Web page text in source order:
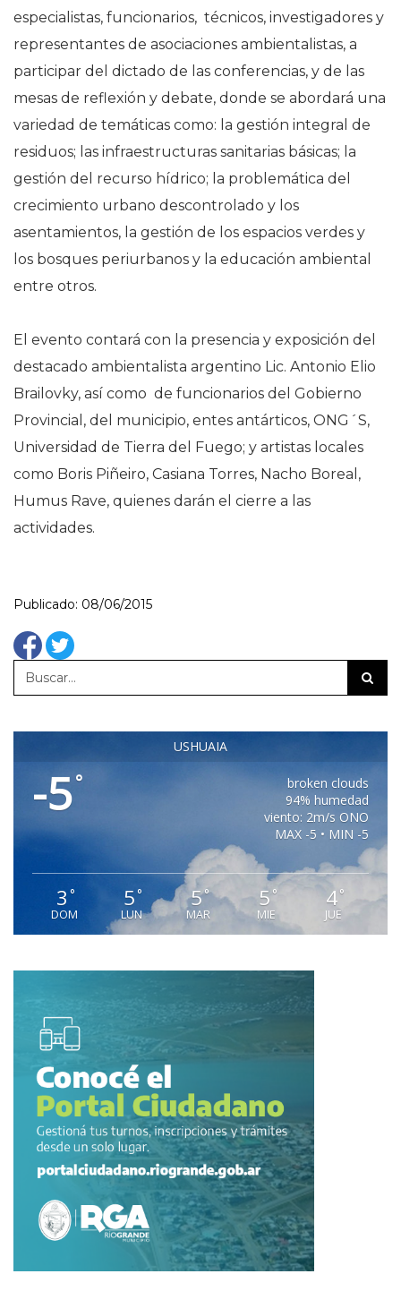
especialistas, funcionarios, técnicos, investigadores y
representantes de asociaciones ambientalistas, a
participar del dictado de las conferencias, y de las
mesas de reflexión y debate, donde se abordará una
variedad de temáticas como: la gestión integral de
residuos; las infraestructuras sanitarias básicas; la
gestión del recurso hídrico; la problemática del
crecimiento urbano descontrolado y los
asentamientos, la gestión de los espacios verdes y
los bosques periurbanos y la educación ambiental
entre otros.
El evento contará con la presencia y exposición del
destacado ambientalista argentino Lic. Antonio Elio
Brailovky, así como de funcionarios del Gobierno
Provincial, del municipio, entes antárticos, ONG´S,
Universidad de Tierra del Fuego; y artistas locales
como Boris Piñeiro, Casiana Torres, Nacho Boreal,
Humus Rave, quienes darán el cierre a las
actividades.
Publicado: 08/06/2015
USHUAIA
-5°
broken clouds
94% humedad
viento: 2m/s ONO
MAX -5 • MIN -5
3 °
DOM
5 °
LUN
5°
MAR
5 °
MIE
4°
JUE